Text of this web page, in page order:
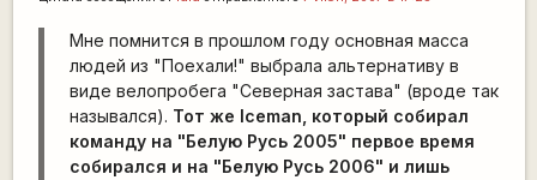
Мне помнится в прошлом году основная масса
людей из "Поехали!" выбрала альтернативу в
виде велопробега "Северная застава" (вроде так
назывался). Тот же Iceman, который собирал
команду на "Белую Русь 2005" первое время
собирался и на "Белую Русь 2006" и лишь